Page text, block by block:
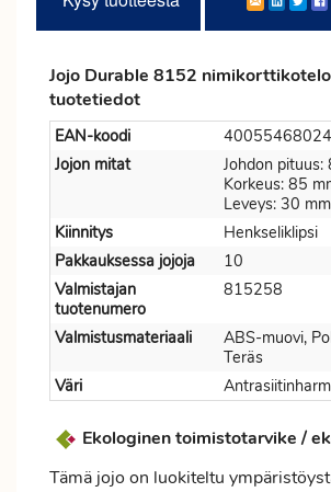
Jojo Durable 8152
tuotetiedot
EAN-koodi
Jojon mitat
Johdon pituus:
Korkeus: 85
Leveys: 30 mm
Kiinnitys
Henkseliklipsi
Pakkauksessa jojoja
10
Valmistajan
tuotenumero
815258
Valmistusmateriaali
ABS-muovi,
Teräs
Väri
Ekologinen toimistotarvike /
Tämä jojo on luokiteltu